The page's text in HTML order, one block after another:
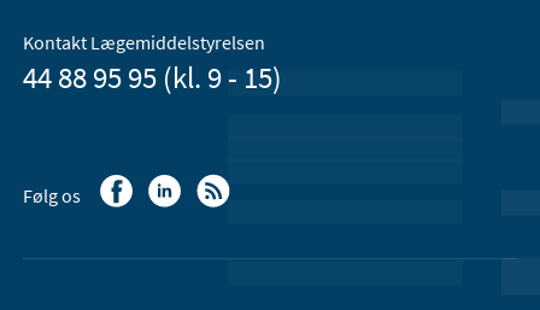
Kontakt Lægemiddelstyrelsen
44 88 95 95 (kl. 9 - 15)
Følg os